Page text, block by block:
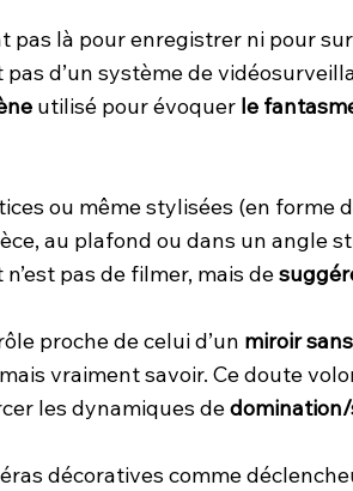
pas là pour enregistrer ni pour
pas d’un système de
utilisé pour évoquer le
ou même stylisées (en forme
au plafond ou dans un angle
pas de filmer, mais de
proche de celui d’un miroir
vraiment savoir. Ce doute
les dynamiques de
décoratives comme